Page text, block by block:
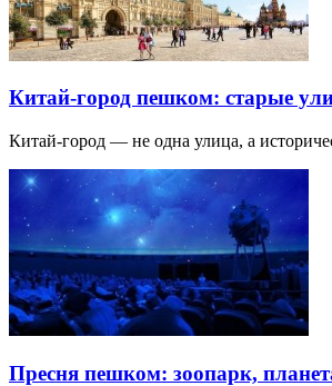
Китай-город пешком: старые
Китай-город — не одна улица, а
Пресня пешком: зоопарк,